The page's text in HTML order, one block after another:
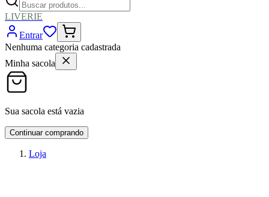
LIVERIE
Entrar
Nenhuma categoria cadastrada
Minha sacola
Sua sacola está vazia
Continuar comprando
Loja